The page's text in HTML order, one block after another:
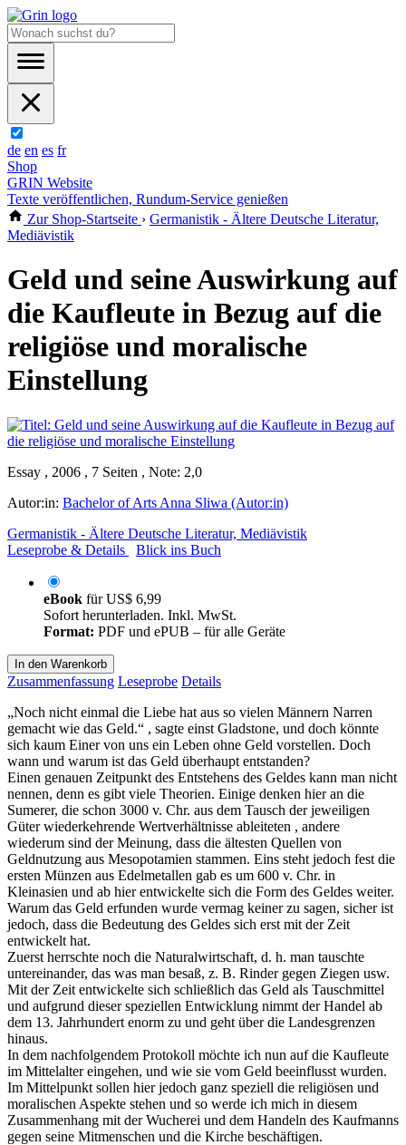
de en es fr
Shop
GRIN Website
Texte veröffentlichen, Rundum-Service genießen
Zur Shop-Startseite › Germanistik - Ältere Deutsche Literatur,
Mediävistik
Geld und seine Auswirkung auf
die Kaufleute in Bezug auf die
religiöse und moralische
Einstellung
Essay , 2006 , 7 Seiten , Note: 2,0
Autor:in: Bachelor of Arts Anna Sliwa (Autor:in)
Germanistik - Ältere Deutsche Literatur, Mediävistik
Leseprobe & Details
Blick ins Buch
eBook fürUS$ 6,99
Sofort herunterladen. Inkl. MwSt.
Format: PDF und ePUB – für alle Geräte
In den Warenkorb
Zusammenfassung Leseprobe Details
„Noch nicht einmal die Liebe hat aus so vielen Männern Narren
gemacht wie das Geld.“ , sagte einst Gladstone, und doch könnte
sich kaum Einer von uns ein Leben ohne Geld vorstellen. Doch
wann und warum ist das Geld überhaupt entstanden?
Einen genauen Zeitpunkt des Entstehens des Geldes kann man nicht
nennen, denn es gibt viele Theorien. Einige denken hier an die
Sumerer, die schon 3000 v. Chr. aus dem Tausch der jeweiligen
Güter wiederkehrende Wertverhältnisse ableiteten , andere
wiederum sind der Meinung, dass die ältesten Quellen von
Geldnutzung aus Mesopotamien stammen. Eins steht jedoch fest die
ersten Münzen aus Edelmetallen gab es um 600 v. Chr. in
Kleinasien und ab hier entwickelte sich die Form des Geldes weiter.
Warum das Geld erfunden wurde vermag keiner zu sagen, sicher ist
jedoch, dass die Bedeutung des Geldes sich erst mit der Zeit
entwickelt hat.
Zuerst herrschte noch die Naturalwirtschaft, d. h. man tauschte
untereinander, das was man besaß, z. B. Rinder gegen Ziegen usw.
Mit der Zeit entwickelte sich schließlich das Geld als Tauschmittel
und aufgrund dieser speziellen Entwicklung nimmt der Handel ab
dem 13. Jahrhundert enorm zu und geht über die Landesgrenzen
hinaus.
In dem nachfolgendem Protokoll möchte ich nun auf die Kaufleute
im Mittelalter eingehen, und wie sie vom Geld beeinflusst wurden.
Im Mittelpunkt sollen hier jedoch ganz speziell die religiösen und
moralischen Aspekte stehen und so werde ich mich in diesem
Zusammenhang mit der Wucherei und dem Handeln des Kaufmanns
gegen seine Mitmenschen und die Kirche beschäftigen.